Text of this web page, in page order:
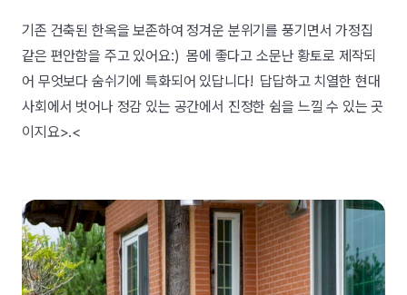
기존 건축된 한옥을 보존하여 정겨운 분위기를 풍기면서 가정집
같은 편안함을 주고 있어요:) 몸에 좋다고 소문난 황토로 제작되
어 무엇보다 숨쉬기에 특화되어 있답니다! 답답하고 치열한 현대
사회에서 벗어나 정감 있는 공간에서 진정한 쉼을 느낄 수 있는 곳
이지요>.<